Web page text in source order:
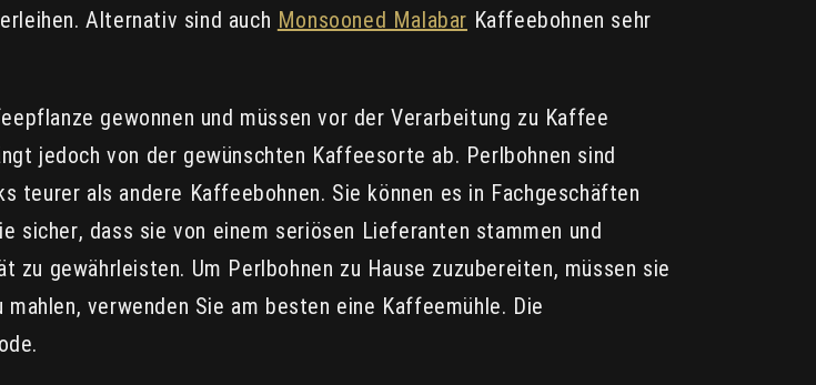
Alternativ sind auch Monsooned Malabar Kaffeebohnen sehr
gewonnen und müssen vor der Verarbeitung zu Kaffee
jedoch von der gewünschten Kaffeesorte ab. Perlbohnen sind
teurer als andere Kaffeebohnen. Sie können es in Fachgeschäften
sicher, dass sie von einem seriösen Lieferanten stammen und
gewährleisten. Um Perlbohnen zu Hause zuzubereiten, müssen sie
verwenden Sie am besten eine Kaffeemühle. Die